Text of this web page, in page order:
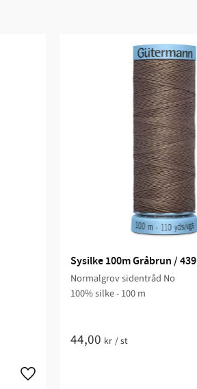
Sysilke 100m Gråbrun / 439
Normalgrov sidentråd No
100% silke - 100 m
44,00 kr /st